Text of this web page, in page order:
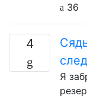
36
4
Я